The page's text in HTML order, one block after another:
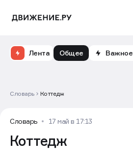
Лента Общее Важное
Словарь Коттедж
Словарь 17 май в 17:13
Коттедж